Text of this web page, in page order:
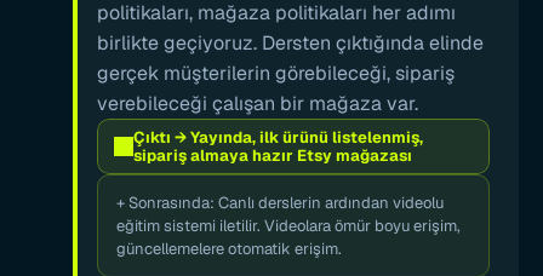
politikaları, mağaza politikaları her adımı
birlikte geçiyoruz. Dersten çıktığında elinde
gerçek müşterilerin görebileceği, sipariş
verebileceği çalışan bir mağaza var.
Çıktı → Yayında, ilk ürünü listelenmiş,
sipariş almaya hazır Etsy mağazası
+ Sonrasında: Canlı derslerin ardından videolu
eğitim sistemi iletilir. Videolara ömür boyu erişim,
güncellemelere otomatik erişim.